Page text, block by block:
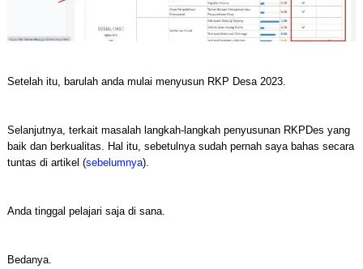
Setelah itu, barulah anda mulai menyusun RKP Desa 2023.
Selanjutnya, terkait masalah langkah-langkah penyusunan RKPDes yang
baik dan berkualitas. Hal itu, sebetulnya sudah pernah saya bahas secara
tuntas di artikel (sebelumnya).
Anda tinggal pelajari saja di sana.
Bedanya.